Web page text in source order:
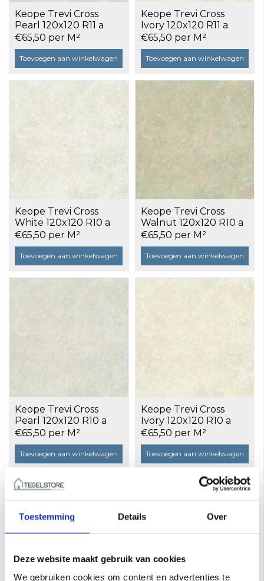
Toestemming Details Over
Deze website maakt gebruik van cookies
We gebruiken cookies om content en advertenties te
Keope Trevi Cross
Pearl 120x120 R11 a
2,86 m²
€65,50 per M²
Toevoegen aan winkelwagen
Keope Trevi Cross
Ivory 120x120 R11 a
2,86 m²
€65,50 per M²
Toevoegen aan winkelwagen
Keope Trevi Cross
White 120x120 R10 a
2,86 m²
€65,50 per M²
Toevoegen aan winkelwagen
Keope Trevi Cross
Walnut 120x120 R10 a
2,86 m²
€65,50 per M²
Toevoegen aan winkelwagen
Keope Trevi Cross
Pearl 120x120 R10 a
2,86 m²
€65,50 per M²
Toevoegen aan winkelwagen
Keope Trevi Cross
Ivory 120x120 R10 a
2,86 m²
€65,50 per M²
Toevoegen aan winkelwagen